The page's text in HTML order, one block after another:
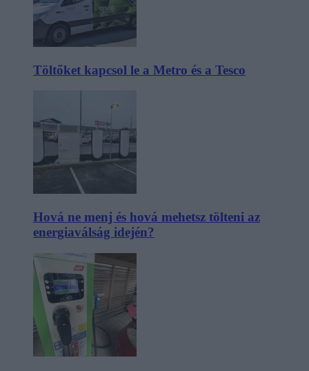
Töltőket kapcsol le a Metro és a Tesco
Hová ne menj és hová mehetsz tölteni az
energiaválság idején?